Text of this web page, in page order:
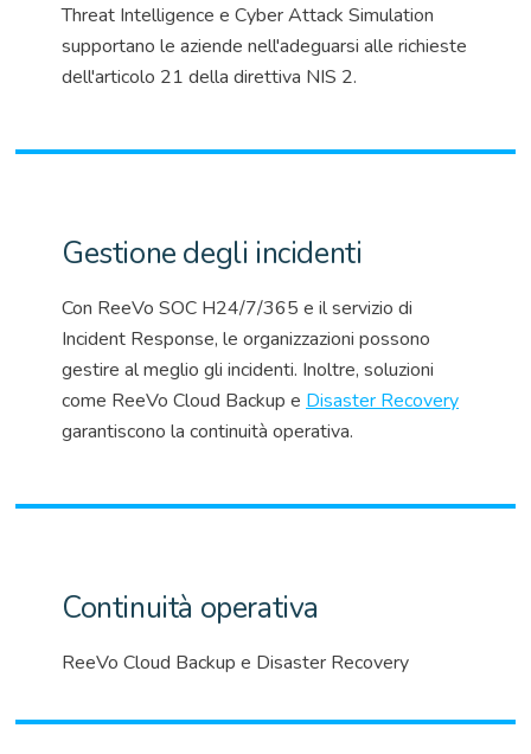
Threat Intelligence e Cyber Attack Simulation
supportano le aziende nell'adeguarsi alle richieste
dell'articolo 21 della direttiva NIS 2.
Gestione degli incidenti
Con ReeVo SOC H24/7/365 e il servizio di
Incident Response, le organizzazioni possono
gestire al meglio gli incidenti. Inoltre, soluzioni
come ReeVo Cloud Backup e Disaster Recovery
garantiscono la continuità operativa.
Continuità operativa
ReeVo Cloud Backup e Disaster Recovery